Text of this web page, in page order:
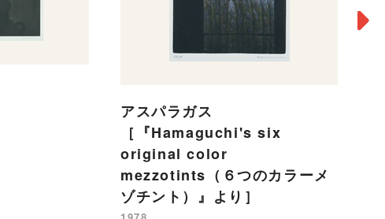
アスパラガス
［『Hamaguchi's six
original color
mezzotints（６つのカラーメ
ゾチント）』より］